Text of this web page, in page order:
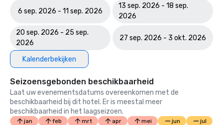
6 sep. 2026 - 11 sep. 2026
13 sep. 2026 - 18 sep.
2026
20 sep. 2026 - 25 sep.
2026
27 sep. 2026 - 3 okt. 2026
Kalenderbekijken
Seizoensgebonden beschikbaarheid
Laat uw evenementsdatums overeenkomen met de
beschikbaarheid bij dit hotel. Er is meestal meer
beschikbaarheid in het laagseizoen.
jan feb mrt apr mei jun
jul